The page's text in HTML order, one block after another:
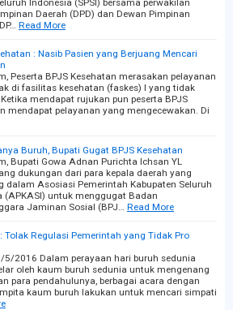
Indonesia (SPSI) bersama perwakilan
Daerah (DPD) dan Dewan Pimpinan
Read More
: Nasib Pasien yang Berjuang Mencari
Peserta BPJS Kesehatan merasakan pelayanan
di fasilitas kesehatan (faskes) I yang tidak
mendapat rujukan pun peserta BPJS
mendapat pelayanan yang mengecewakan. Di
Buruh, Bupati Gugat BPJS Kesehatan
Bupati Gowa Adnan Purichta Ichsan YL
dukungan dari para kepala daerah yang
dalam Asosiasi Pemerintah Kabupaten Seluruh
(APKASI) untuk menggugat Badan
Jaminan Sosial (BPJ… Read More
Tolak Regulasi Pemerintah yang Tidak Pro
5/2016 Dalam perayaan hari buruh sedunia
oleh kaum buruh sedunia untuk mengenang
para pendahulunya, berbagai acara dengan
kaum buruh lakukan untuk mencari simpati